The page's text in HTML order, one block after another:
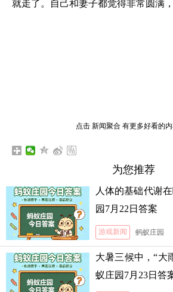
就走了。自己和妻子都觉得非常圆满
点击 新闻聚合有更多好看的内
为您推荐
人体的基础代谢
园7月22日答案
游戏新闻 蚂蚁庄园
大暑三候中，“大
蚁庄园7月23日答